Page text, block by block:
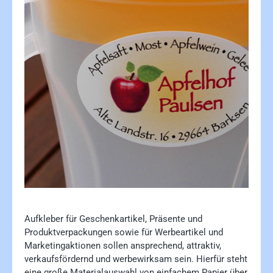
Aufkleber für Geschenkartikel, Präsente und
Produktverpackungen sowie für Werbeartikel und
Marketingaktionen sollen ansprechend, attraktiv,
verkaufsfördernd und werbewirksam sein. Hierfür steht